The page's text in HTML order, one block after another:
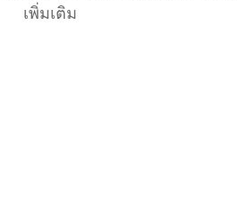
เพิ่มเติม